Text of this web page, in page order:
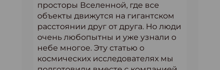
просторы Вселенной, где все
объекты движутся на гигантском
расстоянии друг от друга. Но люди
очень любопытны и уже узнали о
небе многое. Эту статью о
космических исследователях мы